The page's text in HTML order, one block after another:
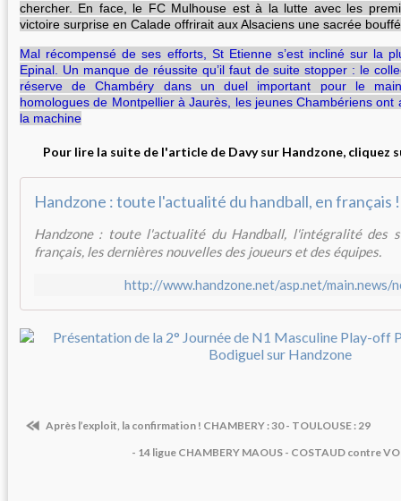
chercher. En face, le FC Mulhouse est à la lutte avec les
victoire surprise en Calade offrirait aux Alsaciens une sacrée
Mal récompensé de ses efforts, St Etienne s’est incliné sur la
Epinal. Un manque de réussite qu’il faut de suite stopper : le
réserve de Chambéry dans un duel important pour le
homologues de Montpellier à Jaurès, les jeunes Chambériens
la machine
Pour lire la suite de l'article de Davy sur Handzone, cliquez
Handzone : toute l'actualité du handball, en français !
Handzone : toute l'actualité du Handball, l'intégralité des
français, les dernières nouvelles des joueurs et des équipes.
http://www.handzone.net/asp.net/main.news/
Après l’exploit, la confirmation ! CHAMBERY : 30 - TOULOUSE : 29
- 14 ligue CHAMBERY MAOUS - COSTAUD contre